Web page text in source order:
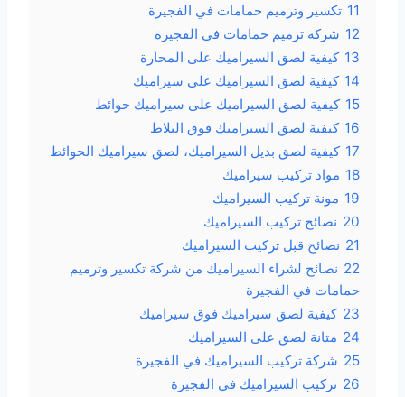
11 تكسير وترميم حمامات في الفجيرة
12 شركة ترميم حمامات في الفجيرة
13 كيفية لصق السيراميك على المحارة
14 كيفية لصق السيراميك على سيراميك
15 كيفية لصق السيراميك على سيراميك حوائط
16 كيفية لصق السيراميك فوق البلاط
17 كيفية لصق بديل السيراميك، لصق سيراميك الحوائط
18 مواد تركيب سيراميك
19 مونة تركيب السيراميك
20 نصائح تركيب السيراميك
21 نصائح قبل تركيب السيراميك
22 نصائح لشراء السيراميك من شركة تكسير وترميم
حمامات في الفجيرة
23 كيفية لصق سيراميك فوق سيراميك
24 متانة لصق على السيراميك
25 شركة تركيب السيراميك في الفجيرة
26 تركيب السيراميك في الفجيرة